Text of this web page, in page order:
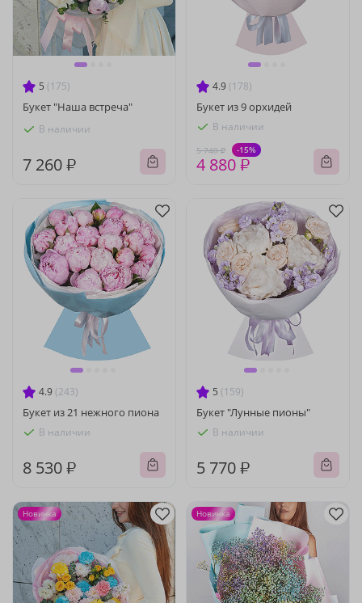
5 (175)
Букет "Наша встреча"
В наличии
7 260 ₽
4.9 (178)
Букет из 9 орхидей
В наличии
5 740 ₽ -15%
4 880 ₽
4.9 (243)
Букет из 21 нежного пиона
В наличии
8 530 ₽
5 (159)
Букет "Лунные пионы"
В наличии
5 770 ₽
Новинка Новинка